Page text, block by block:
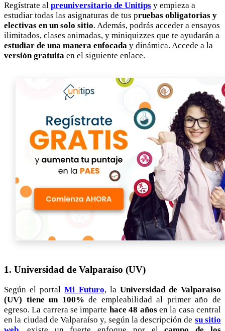
Regístrate al preuniversitario de Unitips y empieza a
estudiar todas las asignaturas de tus pruebas obligatorias y
electivas en un solo sitio. Además, podrás acceder a ensayos
ilimitados, clases animadas, y miniquizzes que te ayudarán a
estudiar de una manera enfocada y dinámica. Accede a la
versión gratuita en el siguiente enlace.
1. Universidad de Valparaíso (UV)
Según el portalMi Futuro, la Universidad de Valparaíso
(UV) tiene un 100% de empleabilidad al primer año de
egreso. La carrera se imparte hace 48 añosen la casa central
en la ciudad de Valparaíso y, según la descripción de su sitio